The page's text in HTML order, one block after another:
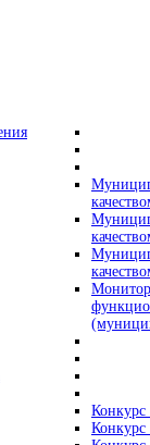
Конкурс
Конкурс